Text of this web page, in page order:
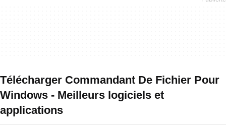
Télécharger Commandant De Fichier Pour
Windows - Meilleurs logiciels et
applications